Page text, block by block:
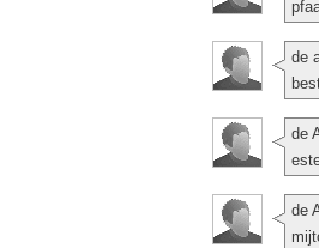
de
de
de